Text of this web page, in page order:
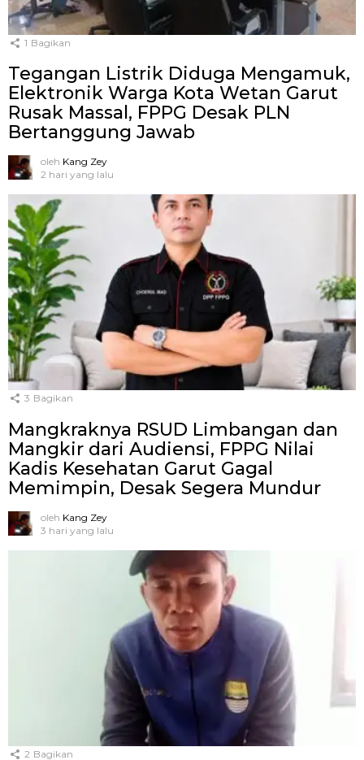
1 Bagikan
Tegangan Listrik Diduga Mengamuk,
Elektronik Warga Kota Wetan Garut
Rusak Massal, FPPG Desak PLN
Bertanggung Jawab
oleh Kang Zey
2 hari yang lalu
3 Bagikan
Mangkraknya RSUD Limbangan dan
Mangkir dari Audiensi, FPPG Nilai
Kadis Kesehatan Garut Gagal
Memimpin, Desak Segera Mundur
oleh Kang Zey
3 hari yang lalu
2 Bagikan